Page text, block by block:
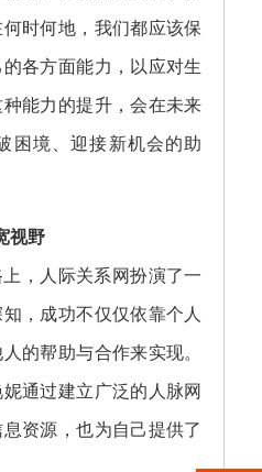
时何地，我们都应该保
各方面能力，以应对生
能力的提升，会在未来
困境、迎接新机会的助
视野
，人际关系网扮演了一
，成功不仅仅依靠个人
的帮助与合作来实现。
通过建立广泛的人脉网
资源，也为自己提供了